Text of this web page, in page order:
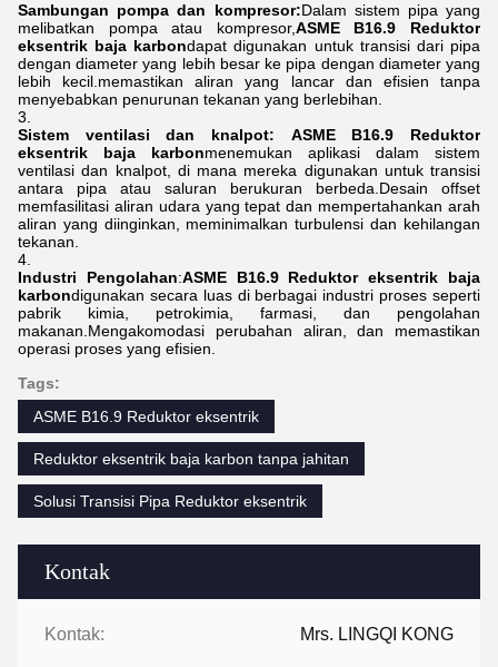
Kontak
Kontak: Mrs. LINGQI KONG
Sambungan pompa dan kompresor:Dalam sistem pipa yang
melibatkan pompa atau kompresor,ASME B16.9 Reduktor
eksentrik baja karbondapat digunakan untuk transisi dari pipa
dengan diameter yang lebih besar ke pipa dengan diameter yang
lebih kecil.memastikan aliran yang lancar dan efisien tanpa
menyebabkan penurunan tekanan yang berlebihan.
Sistem ventilasi dan knalpot:
ASME B16.9 Reduktor
eksentrik baja karbonmenemukan aplikasi dalam sistem
ventilasi dan knalpot, di mana mereka digunakan untuk transisi
antara pipa atau saluran berukuran berbeda.Desain offset
memfasilitasi aliran udara yang tepat dan mempertahankan arah
aliran yang diinginkan, meminimalkan turbulensi dan kehilangan
tekanan.
Industri Pengolahan:ASME B16.9 Reduktor eksentrik baja
karbondigunakan secara luas di berbagai industri proses seperti
pabrik kimia, petrokimia, farmasi, dan pengolahan
makanan.Mengakomodasi perubahan aliran, dan memastikan
operasi proses yang efisien.
Tags:
ASME B16.9 Reduktor eksentrik
Reduktor eksentrik baja karbon tanpa jahitan
Solusi Transisi Pipa Reduktor eksentrik